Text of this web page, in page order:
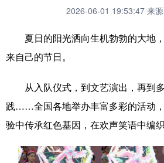
新华社记者 专
图片新闻 壮美广西
新华网导航
学习进行时 高层 时
国际 财经 网
台湾 思客智库 全球
2026-06-01 19:53:47 来
夏日的阳光洒向生机勃勃的大地
来自己的节日。
从入队仪式，到文艺演出，再到
践……全国各地举办丰富多彩的活动
验中传承红色基因，在欢声笑语中编织